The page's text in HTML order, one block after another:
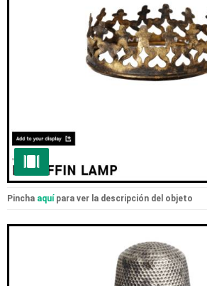
Pincha aquí para ver la descripción del objeto